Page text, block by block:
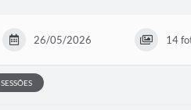
26/05/2026 14
SESSÕES